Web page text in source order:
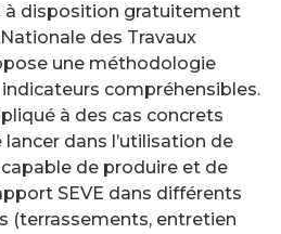
à disposition gratuitement
des Travaux
une méthodologie
compréhensibles.
à des cas concrets
dans l’utilisation de
de produire et de
SEVE dans différents
(terrassements, entretien